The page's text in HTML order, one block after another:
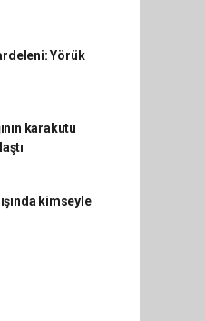
Yörük
karakutu
kimseyle